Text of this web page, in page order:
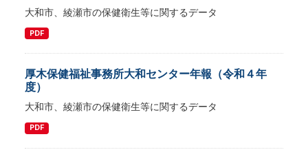
大和市、綾瀬市の保健衛生等に関するデータ
PDF
厚木保健福祉事務所大和センター年報（令和４年
度）
大和市、綾瀬市の保健衛生等に関するデータ
PDF